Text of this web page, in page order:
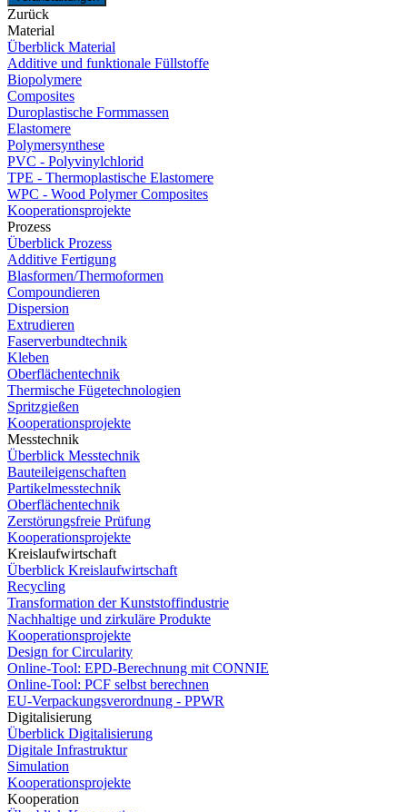
Zurück
Material
Überblick Material
Additive und funktionale Füllstoffe
Biopolymere
Composites
Duroplastische Formmassen
Elastomere
Polymersynthese
PVC - Polyvinylchlorid
TPE - Thermoplastische Elastomere
WPC - Wood Polymer Composites
Kooperationsprojekte
Prozess
Überblick Prozess
Additive Fertigung
Blasformen/Thermoformen
Compoundieren
Dispersion
Extrudieren
Faserverbundtechnik
Kleben
Oberflächentechnik
Thermische Fügetechnologien
Spritzgießen
Kooperationsprojekte
Messtechnik
Überblick Messtechnik
Bauteileigenschaften
Partikelmesstechnik
Oberflächentechnik
Zerstörungsfreie Prüfung
Kooperationsprojekte
Kreislaufwirtschaft
Überblick Kreislaufwirtschaft
Recycling
Transformation der Kunststoffindustrie
Nachhaltige und zirkuläre Produkte
Kooperationsprojekte
Design for Circularity
Online-Tool: EPD-Berechnung mit CONNIE
Online-Tool: PCF selbst berechnen
EU-Verpackungsverordnung - PPWR
Digitalisierung
Überblick Digitalisierung
Digitale Infrastruktur
Simulation
Kooperationsprojekte
Kooperation